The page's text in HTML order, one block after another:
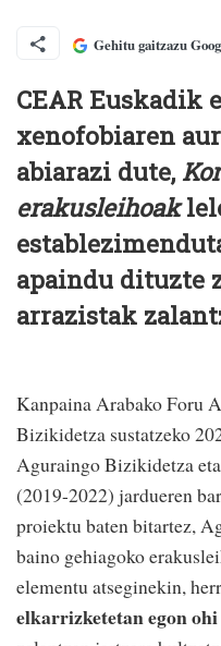
Gehitu gaitzazu
CEAR Euskadik
xenofobiaren
abiarazi dute,
erakusleihoak
apaindu dituzte
arrazistak
Kanpaina Arabako Foru
Bizikidetza sustatzeko
Aguraingo Bizikidetza
(2019-2022) jardueren
proiektu baten bitartez,
baino gehiagoko
elementu atseginekin,
elkarrizketetan egon